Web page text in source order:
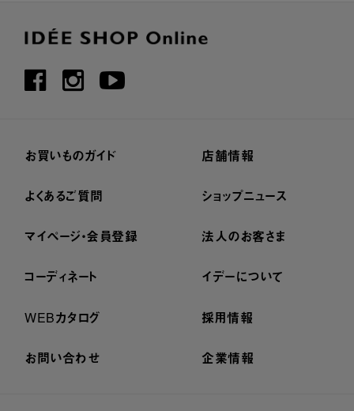
お買いものガイド
よくあるご質問
マイページ・会員登録
コーディネート
WEBカタログ
お問い合わせ
店舗情報
ショップニュース
法人のお客さま
イデーについて
採用情報
企業情報